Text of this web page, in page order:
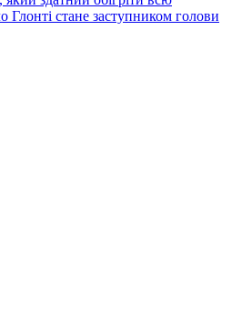
Глонті стане заступником голови